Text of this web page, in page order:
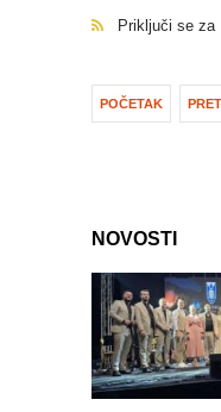
Priključi se za
POČETAK
NOVOSTI